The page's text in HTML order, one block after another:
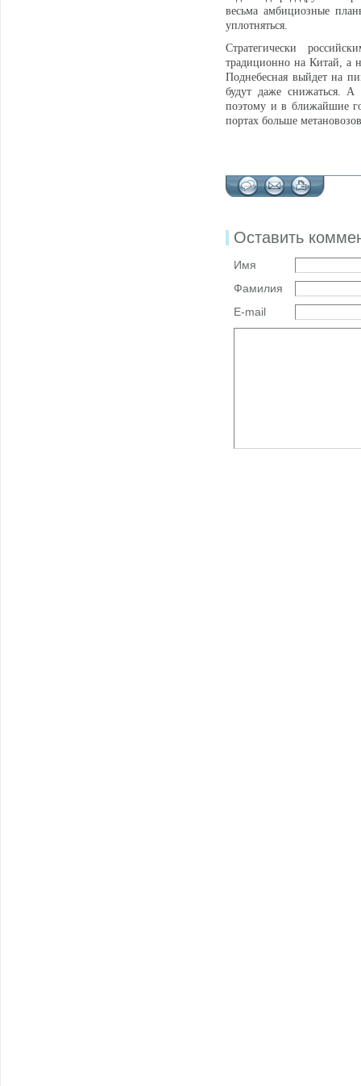
весьма амбициозные
уплотняться.
Стратегически
традиционно на Китай, а
Поднебесная выйдет на
будут даже снижаться.
поэтому и в ближайшие
портах больше
Оставить
Имя
Фамилия
E-mail